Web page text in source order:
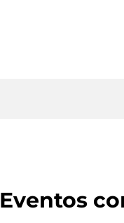
Eventos